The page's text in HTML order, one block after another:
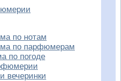
по нотам
по парфюмерам
по погоде
вечеринки